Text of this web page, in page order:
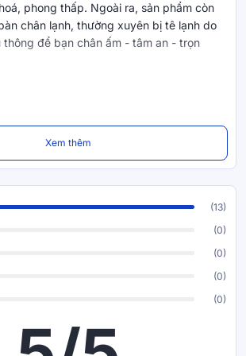
phong thấp. Ngoài ra, sản phẩm còn
chân lạnh, thường xuyên bị tê lạnh do
thông để bạn chân ấm - tâm an - trọn
Xem thêm
(13)
(0)
(0)
(0)
(0)